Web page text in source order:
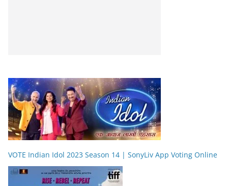
VOTE Indian Idol 2023 Season 14 | SonyLiv App Voting Online